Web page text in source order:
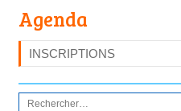
Agenda
INSCRIPTIONS